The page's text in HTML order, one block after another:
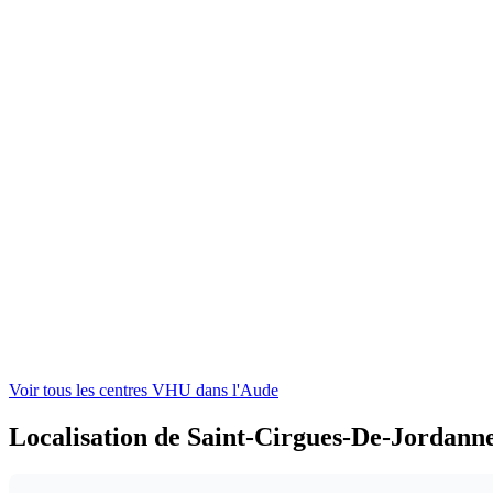
Voir tous les centres VHU dans l'Aude
Localisation de Saint-Cirgues-De-